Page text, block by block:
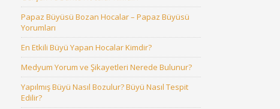
Papaz Büyüsü Bozan Hocalar – Papaz Büyüsü
Yorumları
En Etkili Büyü Yapan Hocalar Kimdir?
Medyum Yorum ve Şikayetleri Nerede Bulunur?
Yapılmış Büyü Nasıl Bozulur? Büyü Nasıl Tespit
Edilir?